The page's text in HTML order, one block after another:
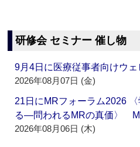
研修会 セミナー 催し物
9月4日に医療従事者向けウ
2026年08月07日 (金)
21日にMRフォーラム2026
る―問われるMRの真価〉
2026年08月06日 (木)